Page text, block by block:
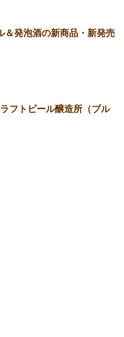
＆発泡酒の新商品・新発売
フトビール醸造所（ブル